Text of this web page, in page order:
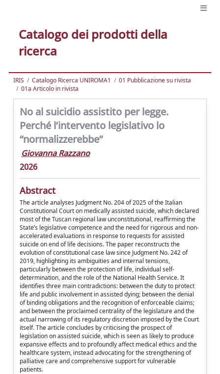
Catalogo dei prodotti della
ricerca
IRIS Catalogo Ricerca UNIROMA1
01 Pubblicazione su rivista
01a Articolo in rivista
No al suicidio assistito per legge.
Perché l’intervento legislativo lo
“normalizzerebbe”
Giovanna Razzano
2026
Abstract
The article analyses Judgment No. 204 of 2025 of the Italian
Constitutional Court on medically assisted suicide, which declared
most of the Tuscan regional law unconstitutional, reaffirming the
State’s legislative competence and the need for rigorous and non-
accelerated evaluations in response to requests for assisted
suicide on end of life decisions. The paper reconstructs the
evolution of constitutional case law since Judgment No. 242 of
2019, highlighting its ambiguities and internal tensions,
particularly between the protection of life, individual self-
determination, and the role of the National Health Service. It
identifies three main contradictions: between the duty to protect
life and public involvement in assisted dying; between the denial
of binding obligations and the recognition of enforceable claims;
and between the proclaimed centrality of the legislature and the
actual narrowing of its regulatory discretion imposed by the Court
itself. The article concludes by criticising the prospect of
legislation on assisted suicide, which is seen as likely to produce
expansive effects and to profoundly affect medical ethics and the
healthcare system, instead advocating for the strengthening of
palliative care and comprehensive support for vulnerable
patients.